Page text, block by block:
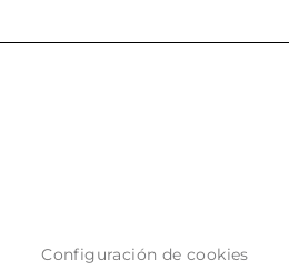
Configuración de cookies